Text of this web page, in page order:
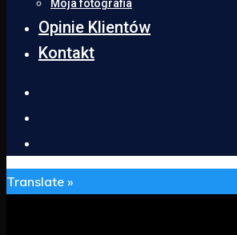
Moja fotografia
Opinie Klientów
Kontakt
Translate »